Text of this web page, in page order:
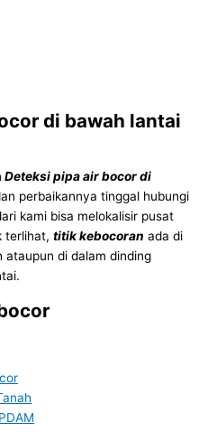
di bawah lantai
Deteksi pipa air bocor di
perbaikannya tinggal hubungi
kami bisa melokalisir pusat
terlihat,titik kebocoran ada di
ataupun di dalam dinding